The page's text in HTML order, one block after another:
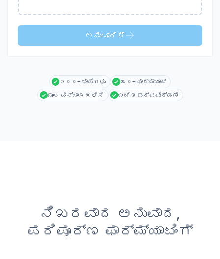
ಅನುವಾದಿಸಿ
೧೦೦+ ಭಾಷೆಗಳು
೩೦+ ಫಾರ್ಮ್ಯಾಟ್
ಮೂಲ ವಿನ್ಯಾಸ ಉಳಿಸಿ
ಉಚಿತ ಪೂರ್ವವೀಕ್ಷಣೆ
ನಿಖರವಾದ ಅನುವಾದ,
ಪರಿಪೂರ್ಣ ಫಾರ್ಮ್ಯಾಟಿಂಗ್